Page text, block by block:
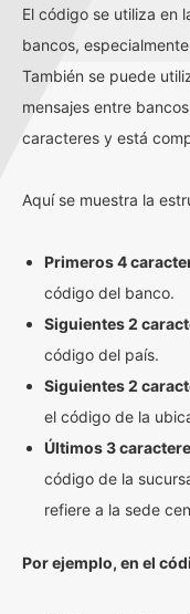
El código se utiliza en
bancos,
También se puede
mensajes entre
caracteres y está
Aquí se muestra la
Primeros 4
código del banco.
Siguientes 2
código del país.
Siguientes 2
el código de la
Últimos 3
código de la
refiere a la sede
Por ejemplo, en el